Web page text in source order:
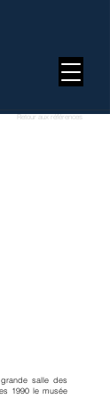
Retour aux références
salle des
1990 le musée